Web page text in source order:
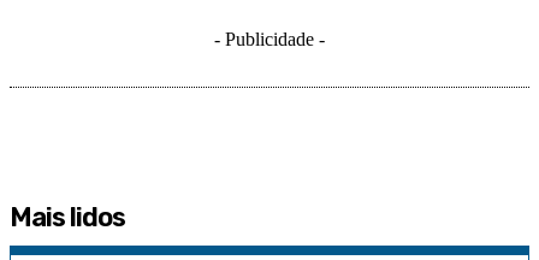
- Publicidade -
Mais lidos